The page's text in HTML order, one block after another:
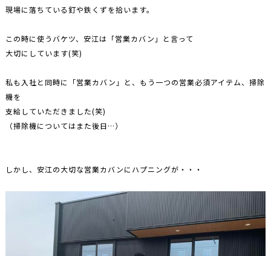
現場に落ちている釘や鉄くずを拾います。
この時に使うバケツ、安江は「営業カバン」と言って
大切にしています(笑)
私も入社と同時に「営業カバン」と、もう一つの営業必須アイテム、掃除
機を
支給していただきました(笑)
（掃除機についてはまた後日…）
しかし、安江の大切な営業カバンにハプニングが・・・